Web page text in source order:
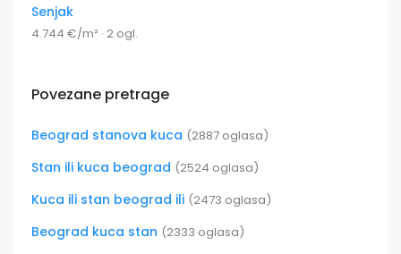
Senjak
4.744 €/m² · 2 ogl.
Povezane pretrage
Beograd stanova kuca (2887 oglasa)
Stan ili kuca beograd (2524 oglasa)
Kuca ili stan beograd ili (2473 oglasa)
Beograd kuca stan (2333 oglasa)